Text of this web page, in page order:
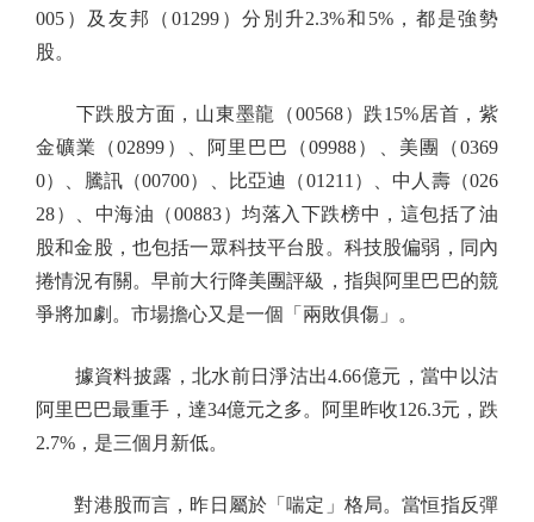
005）及友邦（01299）分別升2.3%和5%，都是強勢
股。
下跌股方面，山東墨龍（00568）跌15%居首，紫
金礦業（02899）、阿里巴巴（09988）、美團（0369
0）、騰訊（00700）、比亞迪（01211）、中人壽（026
28）、中海油（00883）均落入下跌榜中，這包括了油
股和金股，也包括一眾科技平台股。科技股偏弱，同內
捲情況有關。早前大行降美團評級，指與阿里巴巴的競
爭將加劇。市場擔心又是一個「兩敗俱傷」。
據資料披露，北水前日淨沽出4.66億元，當中以沽
阿里巴巴最重手，達34億元之多。阿里昨收126.3元，跌
2.7%，是三個月新低。
對港股而言，昨日屬於「喘定」格局。當恒指反彈